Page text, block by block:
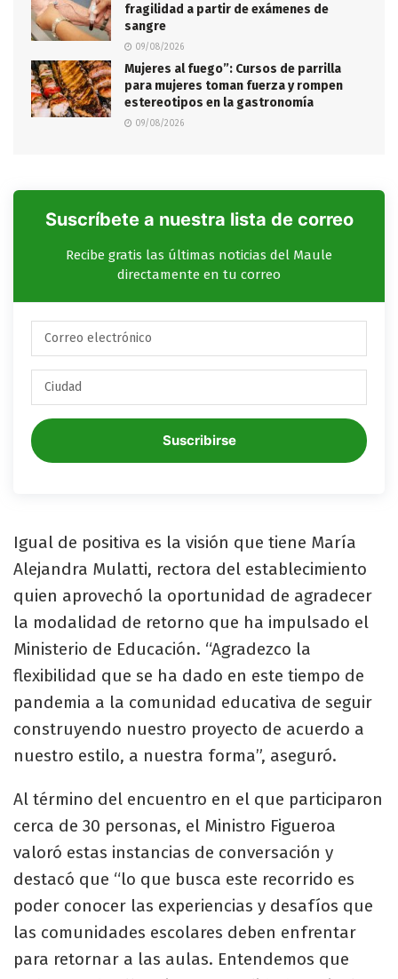
fragilidad a partir de exámenes de
sangre
09/08/2026
Mujeres al fuego”: Cursos de parrilla
para mujeres toman fuerza y rompen
estereotipos en la gastronomía
09/08/2026
Suscríbete a nuestra lista de correo
Recibe gratis las últimas noticias del Maule
directamente en tu correo
Suscribirse
Igual de positiva es la visión que tiene María
Alejandra Mulatti, rectora del establecimiento
quien aprovechó la oportunidad de agradecer
la modalidad de retorno que ha impulsado el
Ministerio de Educación. “Agradezco la
flexibilidad que se ha dado en este tiempo de
pandemia a la comunidad educativa de seguir
construyendo nuestro proyecto de acuerdo a
nuestro estilo, a nuestra forma”, aseguró.
Al término del encuentro en el que participaron
cerca de 30 personas, el Ministro Figueroa
valoró estas instancias de conversación y
destacó que “lo que busca este recorrido es
poder conocer las experiencias y desafíos que
las comunidades escolares deben enfrentar
para retornar a las aulas. Entendemos que